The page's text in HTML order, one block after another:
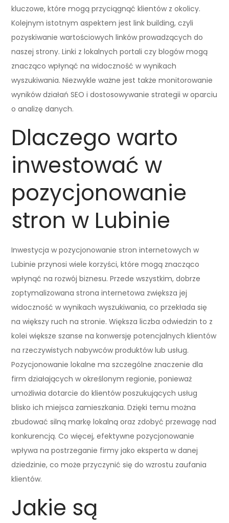
kluczowe, które mogą przyciągnąć klientów z okolicy.
Kolejnym istotnym aspektem jest link building, czyli
pozyskiwanie wartościowych linków prowadzących do
naszej strony. Linki z lokalnych portali czy blogów mogą
znacząco wpłynąć na widoczność w wynikach
wyszukiwania. Niezwykle ważne jest także monitorowanie
wyników działań SEO i dostosowywanie strategii w oparciu
o analizę danych.
Dlaczego warto
inwestować w
pozycjonowanie
stron w Lubinie
Inwestycja w pozycjonowanie stron internetowych w
Lubinie przynosi wiele korzyści, które mogą znacząco
wpłynąć na rozwój biznesu. Przede wszystkim, dobrze
zoptymalizowana strona internetowa zwiększa jej
widoczność w wynikach wyszukiwania, co przekłada się
na większy ruch na stronie. Większa liczba odwiedzin to z
kolei większe szanse na konwersję potencjalnych klientów
na rzeczywistych nabywców produktów lub usług.
Pozycjonowanie lokalne ma szczególne znaczenie dla
firm działających w określonym regionie, ponieważ
umożliwia dotarcie do klientów poszukujących usług
blisko ich miejsca zamieszkania. Dzięki temu można
zbudować silną markę lokalną oraz zdobyć przewagę nad
konkurencją. Co więcej, efektywne pozycjonowanie
wpływa na postrzeganie firmy jako eksperta w danej
dziedzinie, co może przyczynić się do wzrostu zaufania
klientów.
Jakie są